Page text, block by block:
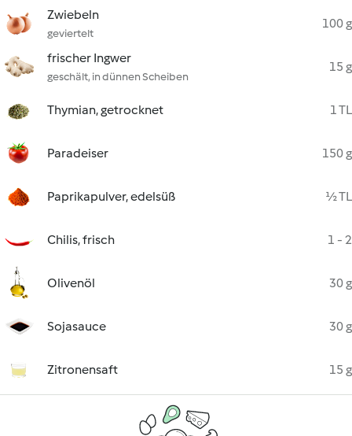
Zwiebeln
geviertelt
100 g
frischer Ingwer
geschält, in dünnen Scheiben
15 g
Thymian, getrocknet 1 TL
Paradeiser 150 g
Paprikapulver, edelsüß ½ TL
Chilis, frisch 1 - 2
Olivenöl 30 g
Sojasauce 30 g
Zitronensaft 15 g